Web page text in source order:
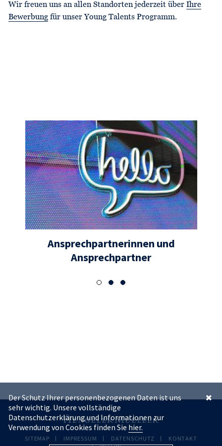
Ansprechpartnerinnen und
Ansprechpartner
Wir freuen uns an allen Standorten jederzeit über Ihre
Bewerbung für unser Young Talents Programm.
SITEMAP IMPRESSUM DATENSCHUTZ
KONTAKT
Der Schutz Ihrer personenbezogenen Daten ist uns
sehr wichtig. Unsere vollständige
Datenschutzerklärung und Informationen zur
Verwendung von Cookies finden Sie hier.